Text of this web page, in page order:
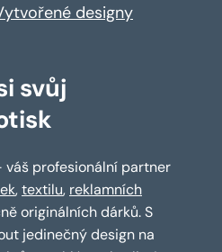
designy
svůj
váš profesionální partner
,textilu, reklamních
originálních dárků. S
jedinečný design na